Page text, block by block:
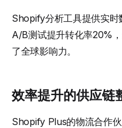
Shopify分析工具提供实时
A/B测试提升转化率20%
了全球影响力。
效率提升的供应链
Shopify Plus的物流合作